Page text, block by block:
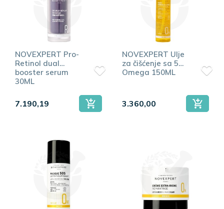
NOVEXPERT Pro-
Retinol dual
booster serum
30ML
7.190,19
NOVEXPERT Ulje
za čišćenje sa 5
Omega 150ML
3.360,00